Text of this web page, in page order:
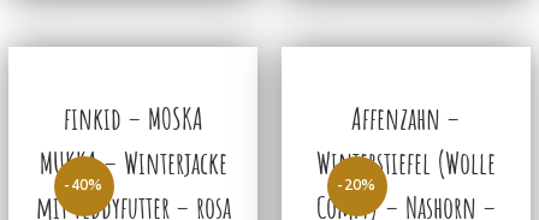
-40%
finkid – MOSKA
MUKKA – Winterjacke
mit Teddyfutter – rosa
-20%
Affenzahn –
Winterstiefel (Wolle
Comfy) – Nashorn –